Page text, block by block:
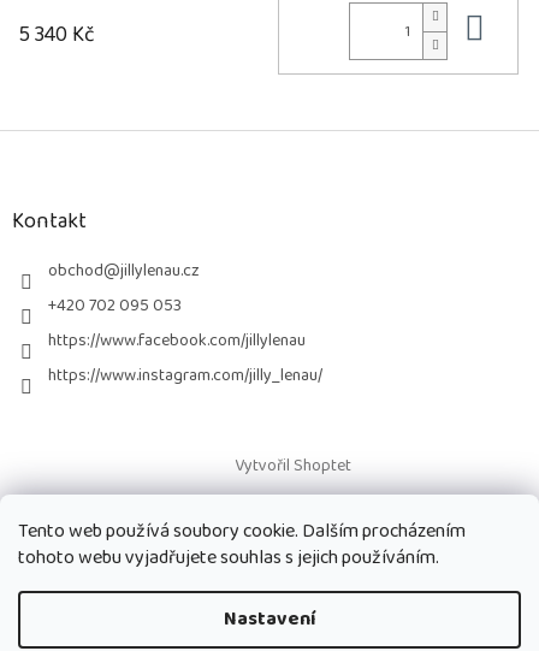
Tento web používá soubory cookie. Dalším procházením
tohoto webu vyjadřujete souhlas s jejich používáním.
Nastavení
5 340 Kč
Z
Kontakt
obchod@jillylenau.cz
+420 702 095 053
https://www.facebook.com/jillylenau
https://www.instagram.com/jilly_lenau/
Vytvořil Shoptet
Copyright 2026Paruky Jilly Lenau s.r.o.. Všechna práva vyhrazena.